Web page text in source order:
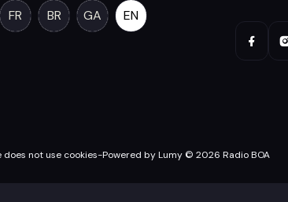
FR
BR GA EN
does not use cookies-Powered by Lumy © 2026 Radio BOA